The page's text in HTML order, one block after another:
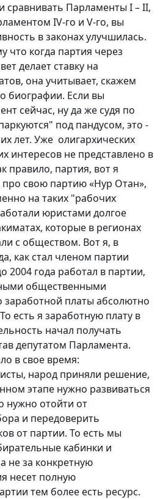
сравнивать Парламенты I – II,
IV-го и V-го, вы
в законах улучшилась.
что когда партия через
делает ставку на
она учитывает, скажем
биографии. Если вы
сейчас, ну да же судя по
под пандусом, это -
лет. Уже олигархических
интересов не представлено в
правило, партия, вот я
про свою партию «Нур Отан»,
на таких "рабочих
юристами долгое
которые в регионах
с обществом. Вот я, в
как стал членом партии
2004 года работал в партии,
общественными
заработной платы абсолютно
есть я заработную плату в
начал получать
депутатом Парламента.
в свое время:
народ приняли решение,
этапе нужно развиваться
нужно отойти от
и передоверить
от партии. То есть мы
кабинки и
не за конкретную
несет полную
тем более есть ресурс.